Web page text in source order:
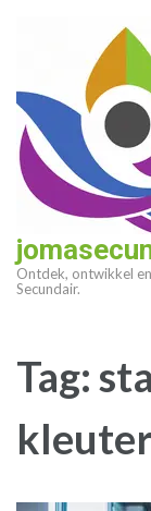
(druk
enter)
Ontdek, ontwikkel
Secundair.
Tag: